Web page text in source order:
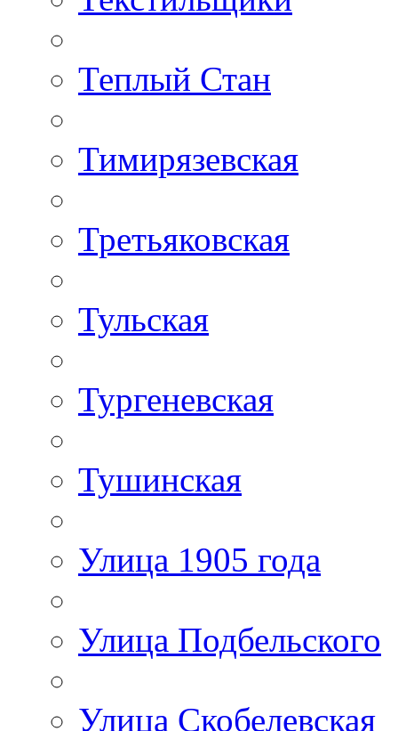
Теплый Стан
Тимирязевская
Третьяковская
Тульская
Тургеневская
Тушинская
Улица 1905 года
Улица Подбельского
Улица Скобелевская